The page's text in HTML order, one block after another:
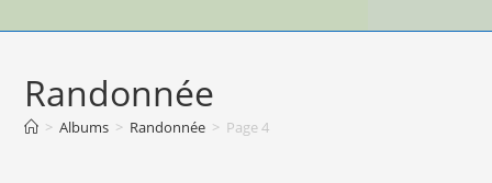
Randonnée
> Albums > Randonnée > Page 4